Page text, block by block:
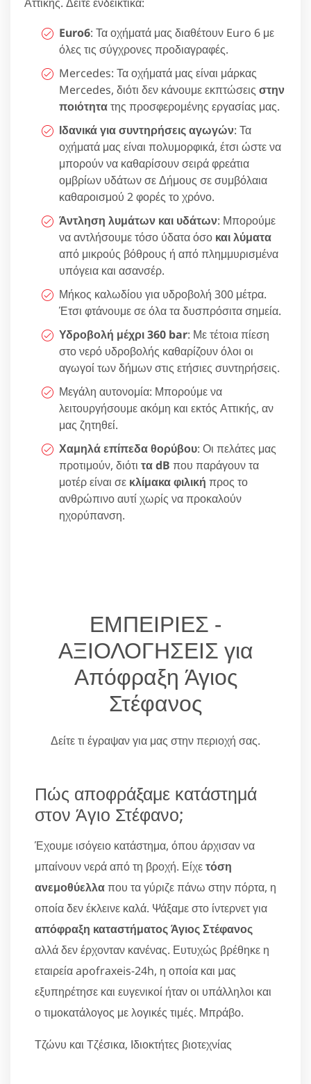
Euro6: Τα οχήματά μας διαθέτουν Euro 6 με
όλες τις σύγχρονες προδιαγραφές.
Mercedes: Τα οχήματά μας είναι μάρκας
Mercedes, διότι δεν κάνουμε εκπτώσεις στην
ποιότητατης προσφερομένης εργασίας μας.
Ιδανικά για συντηρήσεις αγωγών: Τα
οχήματά μας είναι πολυμορφικά, έτσι ώστε να
μπορούν να καθαρίσουν σειρά φρεάτια
ομβρίων υδάτων σε Δήμους σε συμβόλαια
καθαροισμού 2 φορές το χρόνο.
Άντληση λυμάτων και υδάτων: Μπορούμε
να αντλήσουμε τόσο ύδατα όσο και λύματα
από μικρούς βόθρους ή από πλημμυρισμένα
υπόγεια και ασανσέρ.
Μήκος καλωδίου για υδροβολή 300 μέτρα.
Έτσι φτάνουμε σε όλα τα δυσπρόσιτα σημεία.
Υδροβολή μέχρι 360 bar: Με τέτοια πίεση
στο νερό υδροβολής καθαρίζουν όλοι οι
αγωγοί των δήμων στις ετήσιες συντηρήσεις.
Μεγάλη αυτονομία: Μπορούμε να
λειτουργήσουμε ακόμη και εκτός Αττικής, αν
μας ζητηθεί.
Χαμηλά επίπεδα θορύβου: Οι πελάτες μας
προτιμούν, διότι τα dB που παράγουν τα
μοτέρ είναι σε κλίμακα φιλική προς το
ανθρώπινο αυτί χωρίς να προκαλούν
ηχορύπανση.
ΕΜΠΕΙΡΙΕΣ -
ΑΞΙΟΛΟΓΗΣΕΙΣ για
Απόφραξη Άγιος
Στέφανος
Δείτε τι έγραψαν για μας στην περιοχή σας.
Πώς αποφράξαμε κατάστημά
στον Άγιο Στέφανο;
Έχουμε ισόγειο κατάστημα, όπου άρχισαν να
μπαίνουν νερά από τη βροχή. Είχετόση
ανεμοθύελλαπου τα γύριζε πάνω στην πόρτα, η
οποία δεν έκλεινε καλά. Ψάξαμε στο ίντερνετ για
απόφραξη καταστήματος Άγιος Στέφανος
αλλά δεν έρχονταν κανένας. Ευτυχώς βρέθηκε η
εταιρεία apofraxeis-24h, η οποία και μας
εξυπηρέτησε και ευγενικοί ήταν οι υπάλληλοι και
ο τιμοκατάλογος με λογικές τιμές. Μπράβο.
Τζώνυ και Τζέσικα, Ιδιοκτήτες βιοτεχνίας